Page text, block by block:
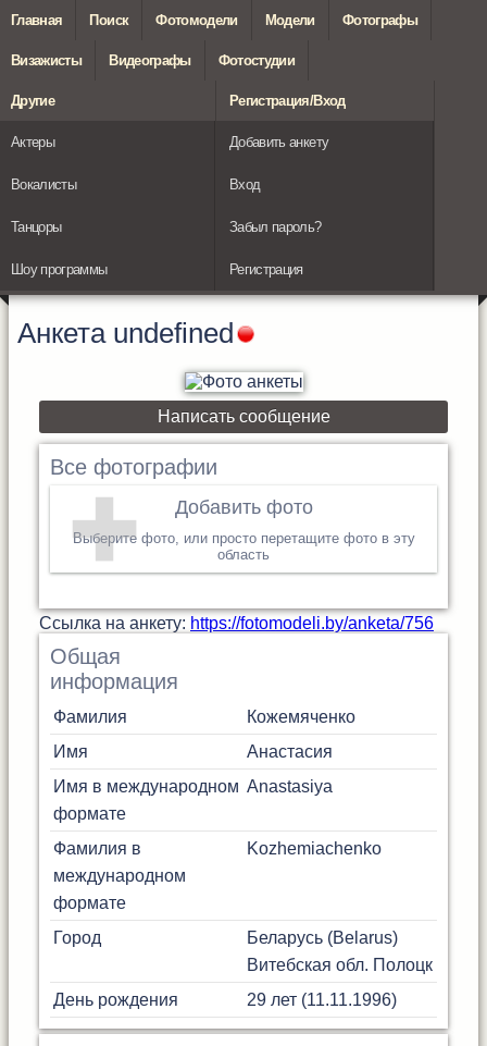
Главная Поиск Фотомодели Модели Фотографы
Визажисты Видеографы Фотостудии
Другие
Актеры
Вокалисты
Танцоры
Шоу программы
Регистрация/Вход
Добавить анкету
Вход
Забыл пароль?
Регистрация
Анкета undefined
Написать сообщение
Все фотографии
Добавить фото
Выберите фото, или просто перетащите фото в эту
область
Cсылка на анкету: https://fotomodeli.by/anketa/756
Общая
информация
Фамилия
Кожемяченко
Имя
Анастасия
Имя в международном
формате
Anastasiya
Фамилия в
международном
формате
Kozhemiachenko
Город
Беларусь (Belarus)
Витебская обл. Полоцк
День рождения
29 лет (11.11.1996)